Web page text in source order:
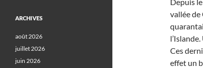
vallée de
Ces
effet un
ARCHIVES
août 2026
juillet 2026
juin 2026